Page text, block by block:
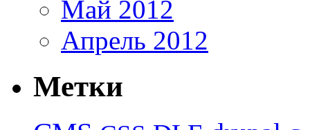
Май 2012
Апрель 2012
Метки